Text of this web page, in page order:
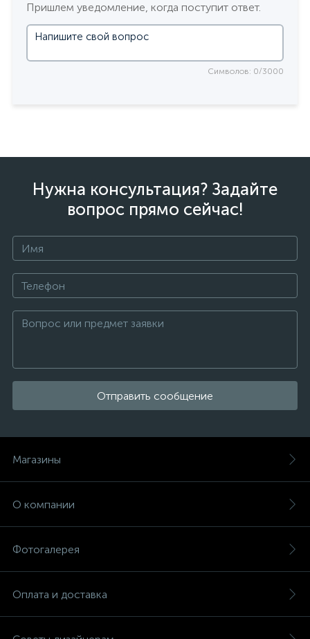
Пришлем уведомление, когда поступит ответ.
Символов: 0/3000
Нужна консультация? Задайте
вопрос прямо сейчас!
Отправить сообщение
Магазины
О компании
Фотогалерея
Оплата и доставка